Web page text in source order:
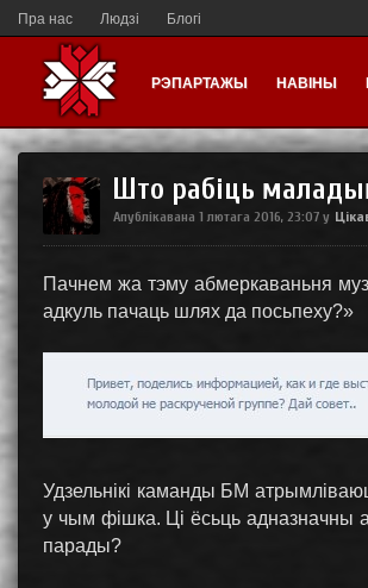
Пра нас Людзі Блогі
РЭПАРТАЖЫ НАВІНЫ
Што рабіць
Апублікавана 1 лютага 2016, 23:07 у
Пачнем жа тэму абмеркаваньня
адкуль пачаць шлях да посьпеху?»
Удзельнікі каманды БМ
у чым фішка. Ці ёсьць адназначны
парады?